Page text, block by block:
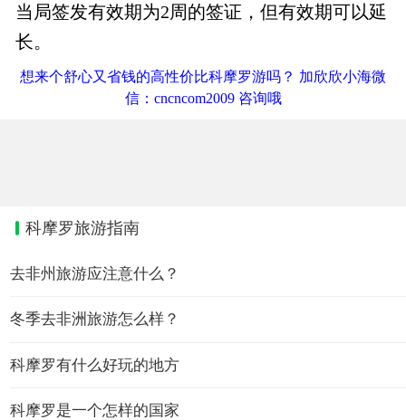
当局签发有效期为2周的签证，但有效期可以延
长。
想来个舒心又省钱的高性价比科摩罗游吗？ 加欣欣小海微
信：cncncom2009 咨询哦
科摩罗旅游指南
去非州旅游应注意什么？
冬季去非洲旅游怎么样？
科摩罗有什么好玩的地方
科摩罗是一个怎样的国家